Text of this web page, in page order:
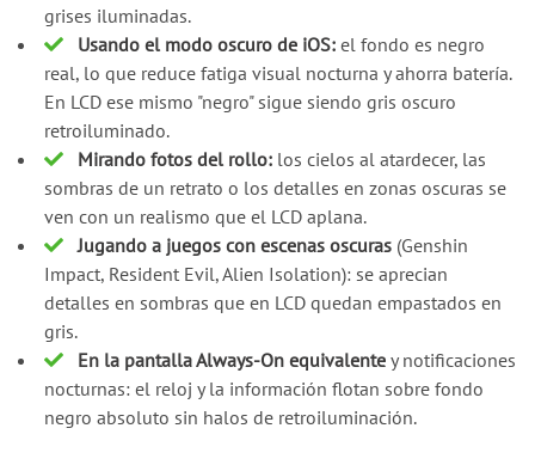
grises iluminadas.
Usando el modo oscuro de iOS:el fondo es negro
real, lo que reduce fatiga visual nocturna y ahorra batería.
En LCD ese mismo "negro" sigue siendo gris oscuro
retroiluminado.
Mirando fotos del rollo:los cielos al atardecer, las
sombras de un retrato o los detalles en zonas oscuras se
ven con un realismo que el LCD aplana.
Jugando a juegos con escenas oscuras(Genshin
Impact, Resident Evil, Alien Isolation): se aprecian
detalles en sombras que en LCD quedan empastados en
gris.
En la pantalla Always-On equivalentey notificaciones
nocturnas: el reloj y la información flotan sobre fondo
negro absoluto sin halos de retroiluminación.